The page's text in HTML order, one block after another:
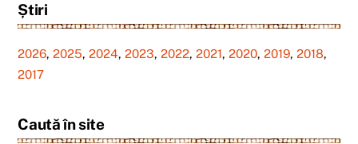
Știri
2026,2025,2024,2023,2022,2021,2020,2019,2018,
2017
Caută în site